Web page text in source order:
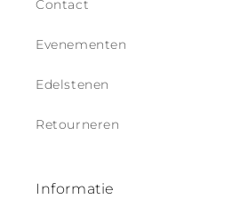
Contact
Evenementen
Edelstenen
Retourneren
Informatie